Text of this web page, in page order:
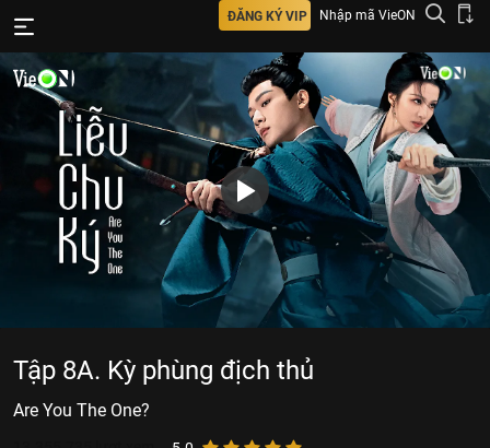
ĐĂNG KÝ VIP Nhập mã VieON
Tập 8A. Kỳ phùng địch thủ
Are You The One?